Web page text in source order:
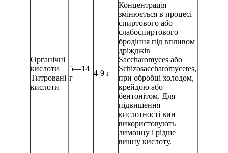
Органічні
кислоти
Титровані
кислоти
5—14
г
4-9 г
Концентрація
змінюється в процесі
спиртового або
слабоспиртового
бродіння під впливом
дріжджів
Saccharomyces або
Schizosaccharomycetes,
при обробці холодом,
крейдою або
бентонітом. Для
підвищення
кислотності вин
використовують
лимонну і рідше
винну кислоту.